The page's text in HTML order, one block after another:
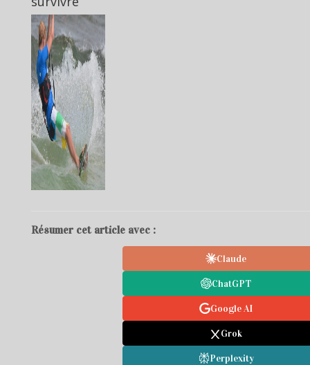
Résumer cet article avec :
Claude
ChatGPT
Google AI
Grok
Perplexity